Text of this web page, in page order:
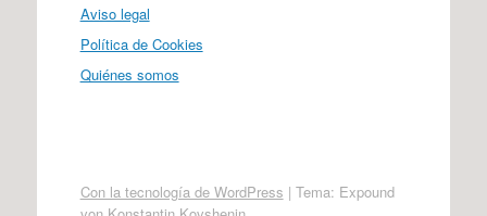
Aviso legal
Política de Cookies
Quiénes somos
Con la tecnología de WordPress | Tema: Expound